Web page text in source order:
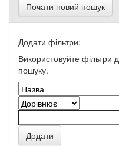
Почати новий пошук
Додати фільтри:
Використовуйте фільтри
пошуку.